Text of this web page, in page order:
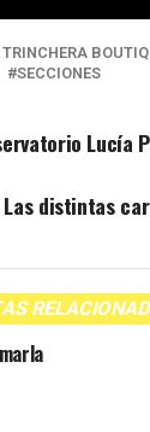
SECCIONES
Lucía
distintas